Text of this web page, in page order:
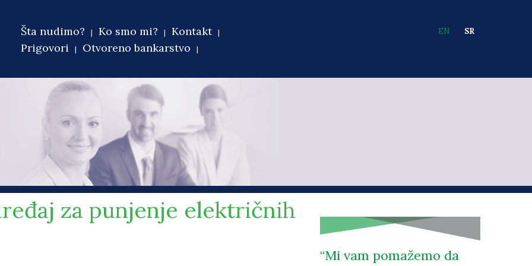
Main menu
Šta nudimo? Ko smo mi?
Kontakt
Prigovori
Otvoreno bankarstvo
EN SR
za punjenje električnih
Mi vam pomažemo da